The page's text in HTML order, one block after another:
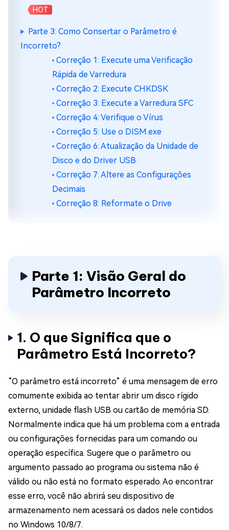
HOT
Parte 3: Como Consertar o Parâmetro é
Incorreto?
Correção 1: Execute uma Verificação
Rápida de Varredura
Correção 2: Execute CHKDSK
Correção 3: Execute a Varredura SFC
Correção 4: Verifique o Vírus
Correção 5: Use o DISM.exe
Correção 6: Atualização da Unidade de
Disco e do Driver USB
Correção 7: Altere as Configurações
Decimais
Correção 8: Reformate o Drive
Parte 1: Visão Geral do
Parâmetro Incorreto
1. O que Significa que o
Parâmetro Está Incorreto?
“O parâmetro está incorreto” é uma mensagem de erro
comumente exibida ao tentar abrir um disco rígido
externo, unidade flash USB ou cartão de memória SD.
Normalmente indica que há um problema com a entrada
ou configurações fornecidas para um comando ou
operação específica. Sugere que o parâmetro ou
argumento passado ao programa ou sistema não é
válido ou não está no formato esperado. Ao encontrar
esse erro, você não abrirá seu dispositivo de
armazenamento nem acessará os dados nele contidos
no Windows 10/8/7.